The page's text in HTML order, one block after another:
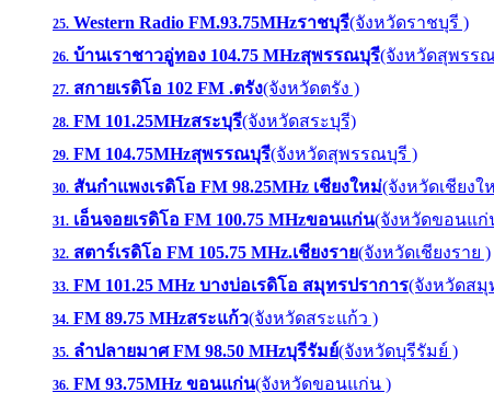
25. Western Radio FM.93.75MHzราชบุรี(จังหวัดราชบุรี )
26. บ้านเราชาวอู่ทอง 104.75 MHzสุพรรณบุรี(จังหวัดสุพรร
27. สกายเรดิโอ 102 FM .ตรัง(จังหวัดตรัง )
28. FM 101.25MHzสระบุรี(จังหวัดสระบุรี)
29. FM 104.75MHzสุพรรณบุรี(จังหวัดสุพรรณบุรี )
30. สันกำแพงเรดิโอ FM 98.25MHz เชียงใหม่(จังหวัดเชียงใ
31. เอ็นจอยเรดิโอ FM 100.75 MHzขอนแก่น(จังหวัดขอนแก่
32. สตาร์เรดิโอ FM 105.75 MHz.เชียงราย(จังหวัดเชียงราย )
33. FM 101.25 MHz บางบ่อเรดิโอ สมุทรปราการ(จังหวัดสมุ
34. FM 89.75 MHzสระแก้ว(จังหวัดสระแก้ว )
35. ลำปลายมาศ FM 98.50 MHzบุรีรัมย์(จังหวัดบุรีรัมย์ )
36. FM 93.75MHz ขอนแก่น(จังหวัดขอนแก่น )